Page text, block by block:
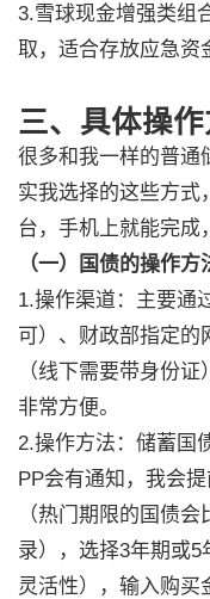
3.雪球现金增强类组
取，适合存放应急资
三、具体操
很多和我一样的普通
实我选择的这些方式
台，手机上就能完成
（一）国债的操作方
1.操作渠道：主要通
可）、财政部指定的
（线下需要带身份
非常方便。
2.操作方法：储蓄国
PP会有通知，我会
（热门期限的国债
录），选择3年期或5
灵活性），输入购买